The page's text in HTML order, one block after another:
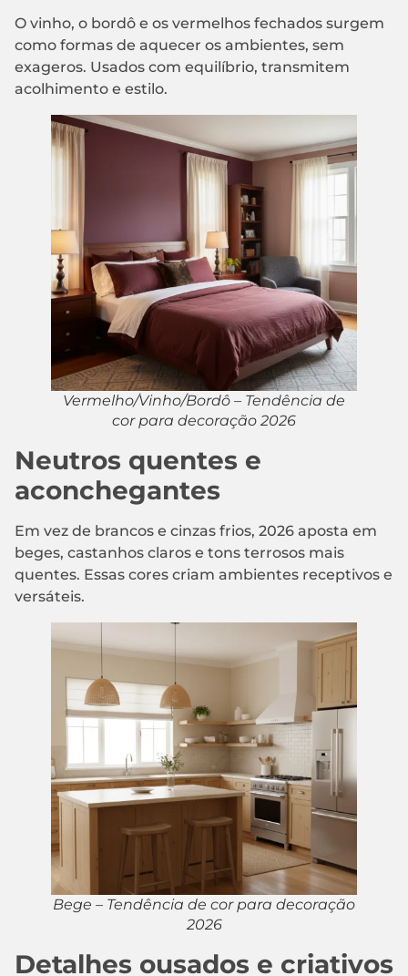
O vinho, o bordô e os vermelhos fechados surgem
como formas de aquecer os ambientes, sem
exageros. Usados com equilíbrio, transmitem
acolhimento e estilo.
Vermelho/Vinho/Bordô – Tendência de
cor para decoração 2026
Neutros quentes e
aconchegantes
Em vez de brancos e cinzas frios, 2026 aposta em
beges, castanhos claros e tons terrosos mais
quentes. Essas cores criam ambientes receptivos e
versáteis.
Bege – Tendência de cor para decoração
2026
Detalhes ousados e criativos